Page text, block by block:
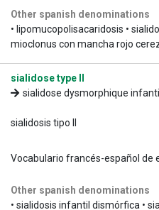
Other spanish denominations
• lipomucopolisacaridosis •
mioclonus con mancha rojo
sialidose type II
sialidose dysmorphique
sialidosis tipo II
Vocabulario francés-español de
Other spanish denominations
• sialidosis infantil dismórfica •